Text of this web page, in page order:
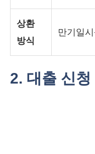
상환
방식
만기일
2. 대출 신